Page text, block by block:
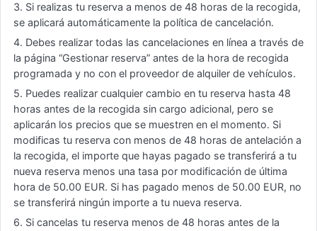
3. Si realizas tu reserva a menos de 48 horas de la recogida,
se aplicará automáticamente la política de cancelación.
4. Debes realizar todas las cancelaciones en línea a través de
la página “Gestionar reserva” antes de la hora de recogida
programada y no con el proveedor de alquiler de vehículos.
5. Puedes realizar cualquier cambio en tu reserva hasta 48
horas antes de la recogida sin cargo adicional, pero se
aplicarán los precios que se muestren en el momento. Si
modificas tu reserva con menos de 48 horas de antelación a
la recogida, el importe que hayas pagado se transferirá a tu
nueva reserva menos una tasa por modificación de última
hora de 50.00 EUR. Si has pagado menos de 50.00 EUR, no
se transferirá ningún importe a tu nueva reserva.
6. Si cancelas tu reserva menos de 48 horas antes de la